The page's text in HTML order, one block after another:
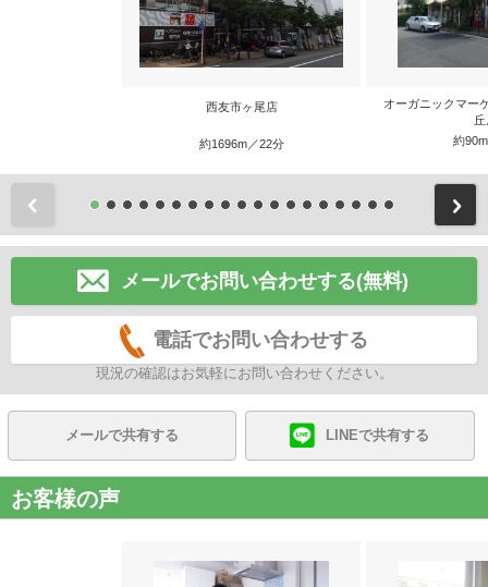
西友市ヶ尾店
約1696m／22分
オーガニックマー
約
メールでお問い合わせする(無料)
電話でお問い合わせする
現況の確認はお気軽にお問い合わせください。
メールで共有する LINEで共有する
お客様の声